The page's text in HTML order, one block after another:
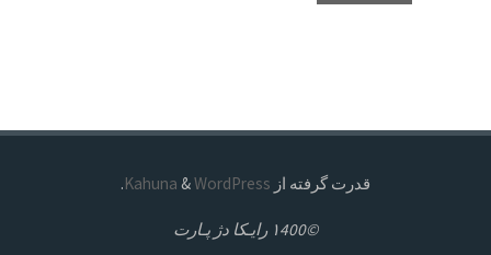
قدرت گرفته از &WordPress
.
©۱400 رايـکا دژ پـارت